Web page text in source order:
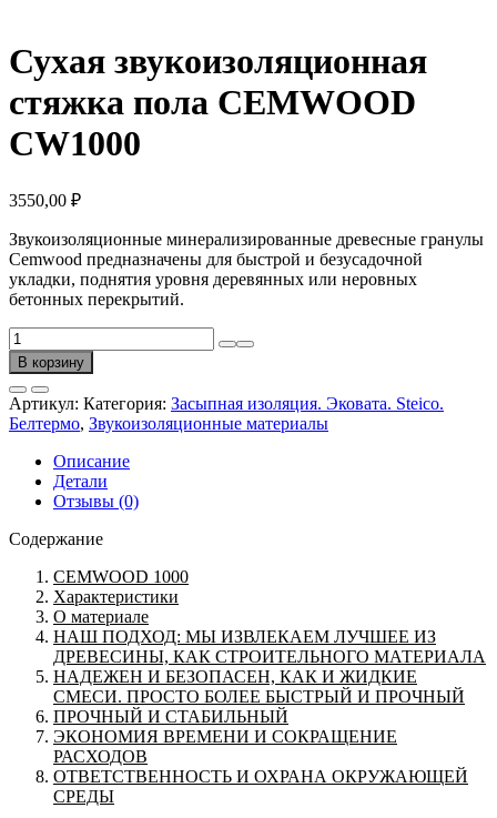
Сухая звукоизоляционная
стяжка пола CEMWOOD
CW1000
3550,00 ₽
Звукоизоляционные минерализированные древесные гранулы
Cemwood предназначены для быстрой и безусадочной
укладки, поднятия уровня деревянных или неровных
бетонных перекрытий.
Количество
товара
Сухая
звукоизоляционная
стяжка
пола
CEMWOOD
CW1000
В корзину
Артикул: Категория: Засыпная изоляция. Эковата. Steico.
Белтермо, Звукоизоляционные материалы
Описание
Детали
Отзывы (0)
Содержание
CEMWOOD 1000
Характеристики
О материале
НАШ ПОДХОД: МЫ ИЗВЛЕКАЕМ ЛУЧШЕЕ ИЗ
ДРЕВЕСИНЫ, КАК СТРОИТЕЛЬНОГО МАТЕРИАЛА
НАДЕЖЕН И БЕЗОПАСЕН, КАК И ЖИДКИЕ
СМЕСИ. ПРОСТО БОЛЕЕ БЫСТРЫЙ И ПРОЧНЫЙ
ПРОЧНЫЙ И СТАБИЛЬНЫЙ
ЭКОНОМИЯ ВРЕМЕНИ И СОКРАЩЕНИЕ
РАСХОДОВ
ОТВЕТСТВЕННОСТЬ И ОХРАНА ОКРУЖАЮЩЕЙ
СРЕДЫ